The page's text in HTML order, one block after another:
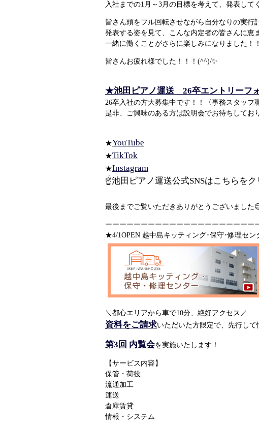
入社までの1月～3月の目標を考えて、発表して
皆さん頭をフル回転させながら自分なりの実行
発表する姿を見て、こんな内定者の皆さんに恵
一緒に働くことがさらに楽しみになりました！！
皆さんお疲れ様でした！！！(^^)/✨
★池田ピアノ運送 26卒エントリーフ
26卒入社の方大募集中です！！〈事務スタッフ
是非、ご興味のある方は説明会でお待ちしてお
★YouTube
★TikTok
★Instagram
☝池田ピアノ運送公式SNSはこちらをク
最後までご覧いただきありがとうございました
ーーーーーーーーーーーーーーーーーーーー
★4/1OPEN 越中島キッティング･保守･修理セ
＼都心エリアから車で10分、絶好アクセス／
資料をご請求いただいた方限定で、先行して
第3回 内覧会を実施いたします！
【サービス内容】
保管・荷役
流通加工
運送
倉庫賃貸
情報・システム